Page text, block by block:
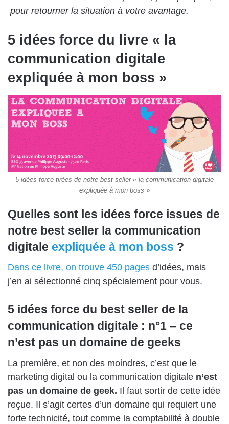
pour retourner la situation à votre avantage.
5 idées force du livre « la
communication digitale
expliquée à mon boss »
5 idées force tirées de notre best seller « la communication digitale
expliquée à mon boss »
Quelles sont les idées force issues de
notre best seller la communication
digitale expliquée à mon boss ?
Dans ce livre, on trouve 450 pages d’idées, mais
j’en ai sélectionné cinq spécialement pour vous.
5 idées force du best seller de la
communication digitale : n°1 – ce
n’est pas un domaine de geeks
La première, et non des moindres, c’est que le
marketing digital ou la communication digitale n’est
pas un domaine de geek. Il faut sortir de cette idée
reçue. Il s’agit certes d’un domaine qui requiert une
forte technicité, tout comme la comptabilité à double